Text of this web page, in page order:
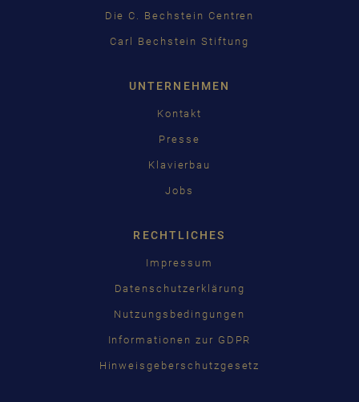
Die C. Bechstein Centren
Carl Bechstein Stiftung
UNTERNEHMEN
Kontakt
Presse
Klavierbau
Jobs
RECHTLICHES
Impressum
Datenschutzerklärung
Nutzungsbedingungen
Informationen zur GDPR
Hinweisgeberschutzgesetz